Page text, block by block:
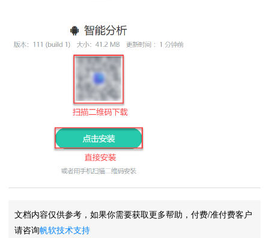
文档内容仅供参考，如果你需要获取更多帮助，付费/准付费客户
请咨询帆软技术支持